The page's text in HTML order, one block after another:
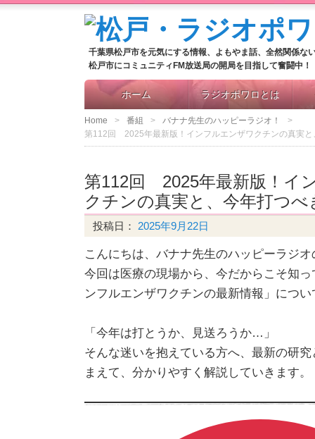
千葉県松戸市を元気にする情報、よもやま話、全然関係な
松戸市にコミュニティFM放送局の開局を目指して奮闘中！
ホーム ラジオポワロとは
Home 番組
バナナ先生のハッピーラジオ！
第112回 2025年最新版！インフルエンザワクチンの真実と
第112回 2025年最新版！イ
クチンの真実と、今年打つべ
投稿日： 2025年9月22日
こんにちは、バナナ先生のハッピーラジ
今回は医療の現場から、今だからこそ知
ンフルエンザワクチンの最新情報」につ
「今年は打とうか、見送ろうか…」
そんな迷いを抱えている方へ、最新の研
まえて、分かりやすく解説していきます。